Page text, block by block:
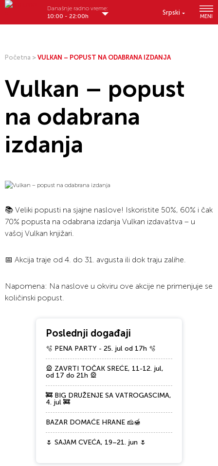
Srpski
MENI
Današnje radno vreme:
10:00 - 22:00h
Početna > VULKAN – POPUST NA ODABRANA IZDANJA
Vulkan – popust
na odabrana
izdanja
📚 Veliki popusti na sjajne naslove! Iskoristite 50%, 60% i čak
70% popusta na odabrana izdanja Vulkan izdavaštva – u
vašoj Vulkan knjižari.
📅 Akcija traje od 4. do 31. avgusta ili dok traju zalihe.
Napomena: Na naslove u okviru ove akcije ne primenjuje se
količinski popust.
Poslednji događaji
🫧 PENA PARTY - 25. jul od 17h 🫧
🎡 ZAVRTI TOČAK SREĆE, 11-12. jul,
od 17 do 21h 🎡
🚒 BIG DRUŽENJE SA VATROGASCIMA,
4. jul 🚒
BAZAR DOMAĆE HRANE 🧀🍯
🌷 SAJAM CVEĆA, 19–21. jun 🌷